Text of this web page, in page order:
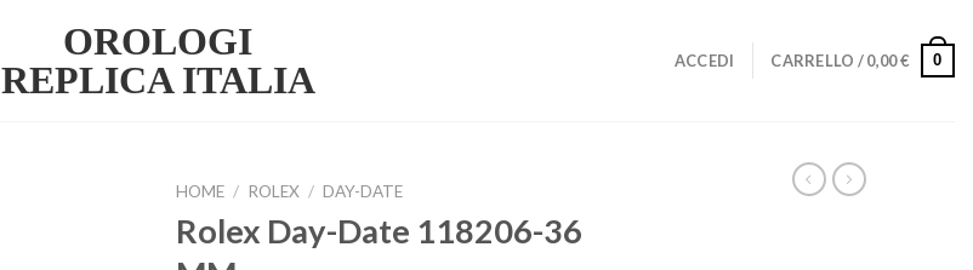
OROLOGI
REPLICA ITALIA
ACCEDI CARRELLO /0,00€ 0
HOME / ROLEX / DAY-DATE
Rolex Day-Date 118206-36